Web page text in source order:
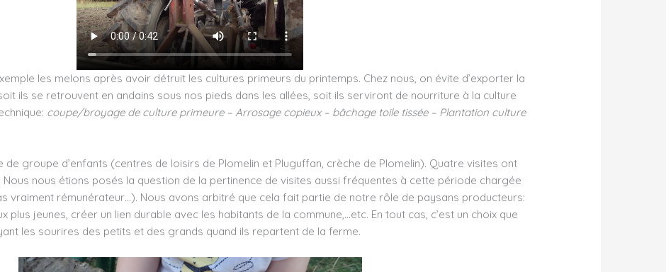
les melons après avoir détruit les cultures primeurs du printemps. Chez nous, on évite d’exporter la
ils se retrouvent en andains sous nos pieds dans les allées, soit ils serviront de nourriture à la culture
coupe/broyage de culture primeure – Arrosage copieux – bâchage toile tissée – Plantation culture
groupe d’enfants (centres de loisirs de Plomelin et Pluguffan, crèche de Plomelin). Quatre visites ont
Nous nous étions posés la question de la pertinence de visites aussi fréquentes à cette période chargée
vraiment rémunérateur…). Nous avons arbitré que cela fait partie de notre rôle de paysans producteurs:
jeunes, créer un lien durable avec les habitants de la commune,…etc. En tout cas, c’est un choix que
les sourires des petits et des grands quand ils repartent de la ferme.